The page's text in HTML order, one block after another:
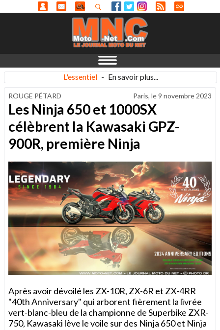
L'essentiel - En savoir plus...
ROUGE PÉTARD Paris, le9 novembre 2023
Les Ninja 650 et 1000SX
célèbrent la Kawasaki GPZ-
900R, première Ninja
Après avoir dévoilé les ZX-10R, ZX-6R et ZX-4RR
"40th Anniversary" qui arborent fièrement la livrée
vert-blanc-bleu de la championne de Superbike ZXR-
750, Kawasaki lève le voile sur des Ninja 650 et Ninja